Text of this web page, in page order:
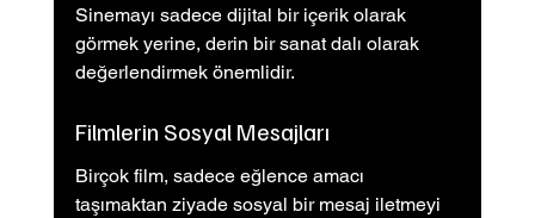
Sinemayı sadece dijital bir içerik olarak
görmek yerine, derin bir sanat dalı olarak
değerlendirmek önemlidir.
Filmlerin Sosyal Mesajları
Birçok film, sadece eğlence amacı
taşımaktan ziyade sosyal bir mesaj iletmeyi